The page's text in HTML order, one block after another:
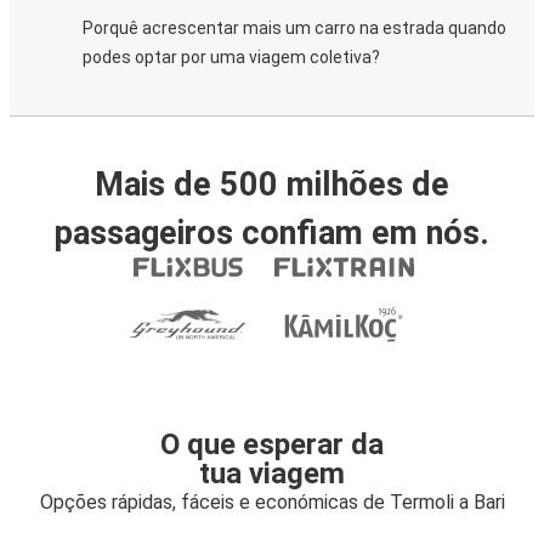
Porquê acrescentar mais um carro na estrada quando
podes optar por uma viagem coletiva?
Mais de 500 milhões de
passageiros confiam em nós.
O que esperar da
tua viagem
Opções rápidas, fáceis e económicas de Termoli a Bari